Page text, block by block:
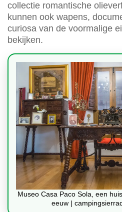
collectie romantische
kunnen ook wapens,
curiosa van de voormalige
bekijken.
Museo Casa Paco Sola, een
eeuw |